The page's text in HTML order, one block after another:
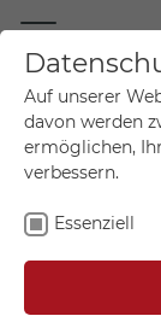
Mein Konto
Auf unserer
davon werden
ermöglichen,
verbessern.
Essenziell